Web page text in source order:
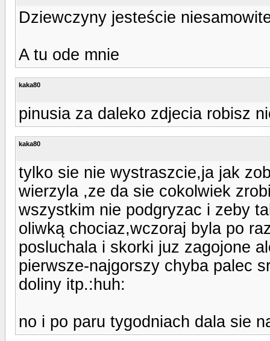
Dziewczyny jesteście
A tu ode mnie
kaka80
pinusia za daleko zdjecia robisz
kaka80
tylko sie nie wystraszcie,ja jak
wierzyla ,ze da sie cokolwiek
wszystkim nie podgryzac i zeby
oliwką chociaz,wczoraj byla po
posluchala i skorki juz zagojone
pierwsze-najgorszy chyba palec
doliny itp.:huh:
no i po paru tygodniach dala sie